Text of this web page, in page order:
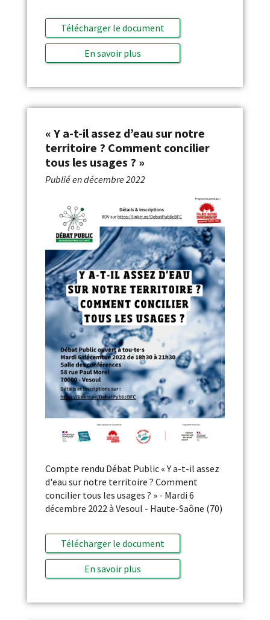
Télécharger le document
En savoir plus
« Y a-t-il assez d’eau sur notre
territoire ? Comment concilier
tous les usages ? »
Publié endécembre 2022
Compte rendu Débat Public « Y a-t-il assez
d'eau sur notre territoire ? Comment
concilier tous les usages ? » - Mardi 6
décembre 2022 à Vesoul - Haute-Saône (70)
Télécharger le document
En savoir plus